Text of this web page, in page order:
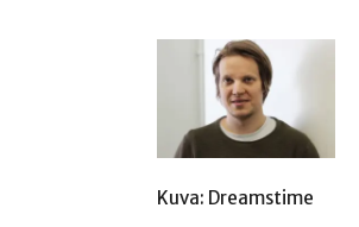
Kuva: Dreamstime